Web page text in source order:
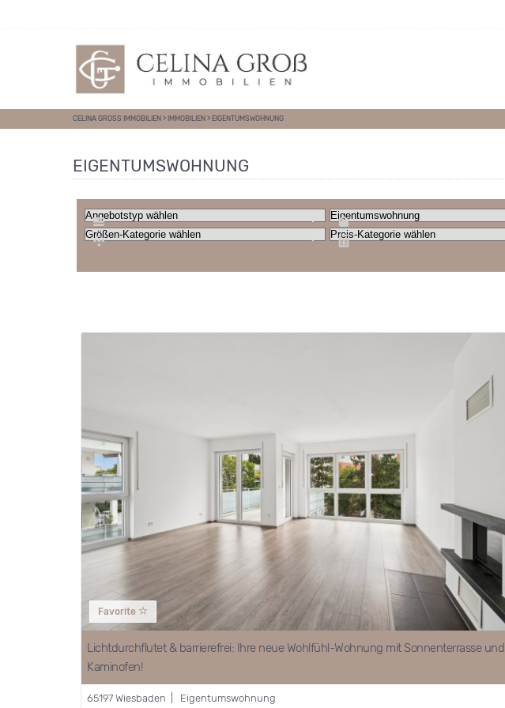
CELINA GROSS IMMOBILIEN > IMMOBILIEN > EIGENTUMSWOHNUNG
EIGENTUMSWOHNUNG
Favorite
Lichtdurchflutet & barrierefrei: Ihre neue Wohlfühl-Wohnung mit Sonnenterrasse und
Kaminofen!
65197 Wiesbaden | Eigentumswohnung